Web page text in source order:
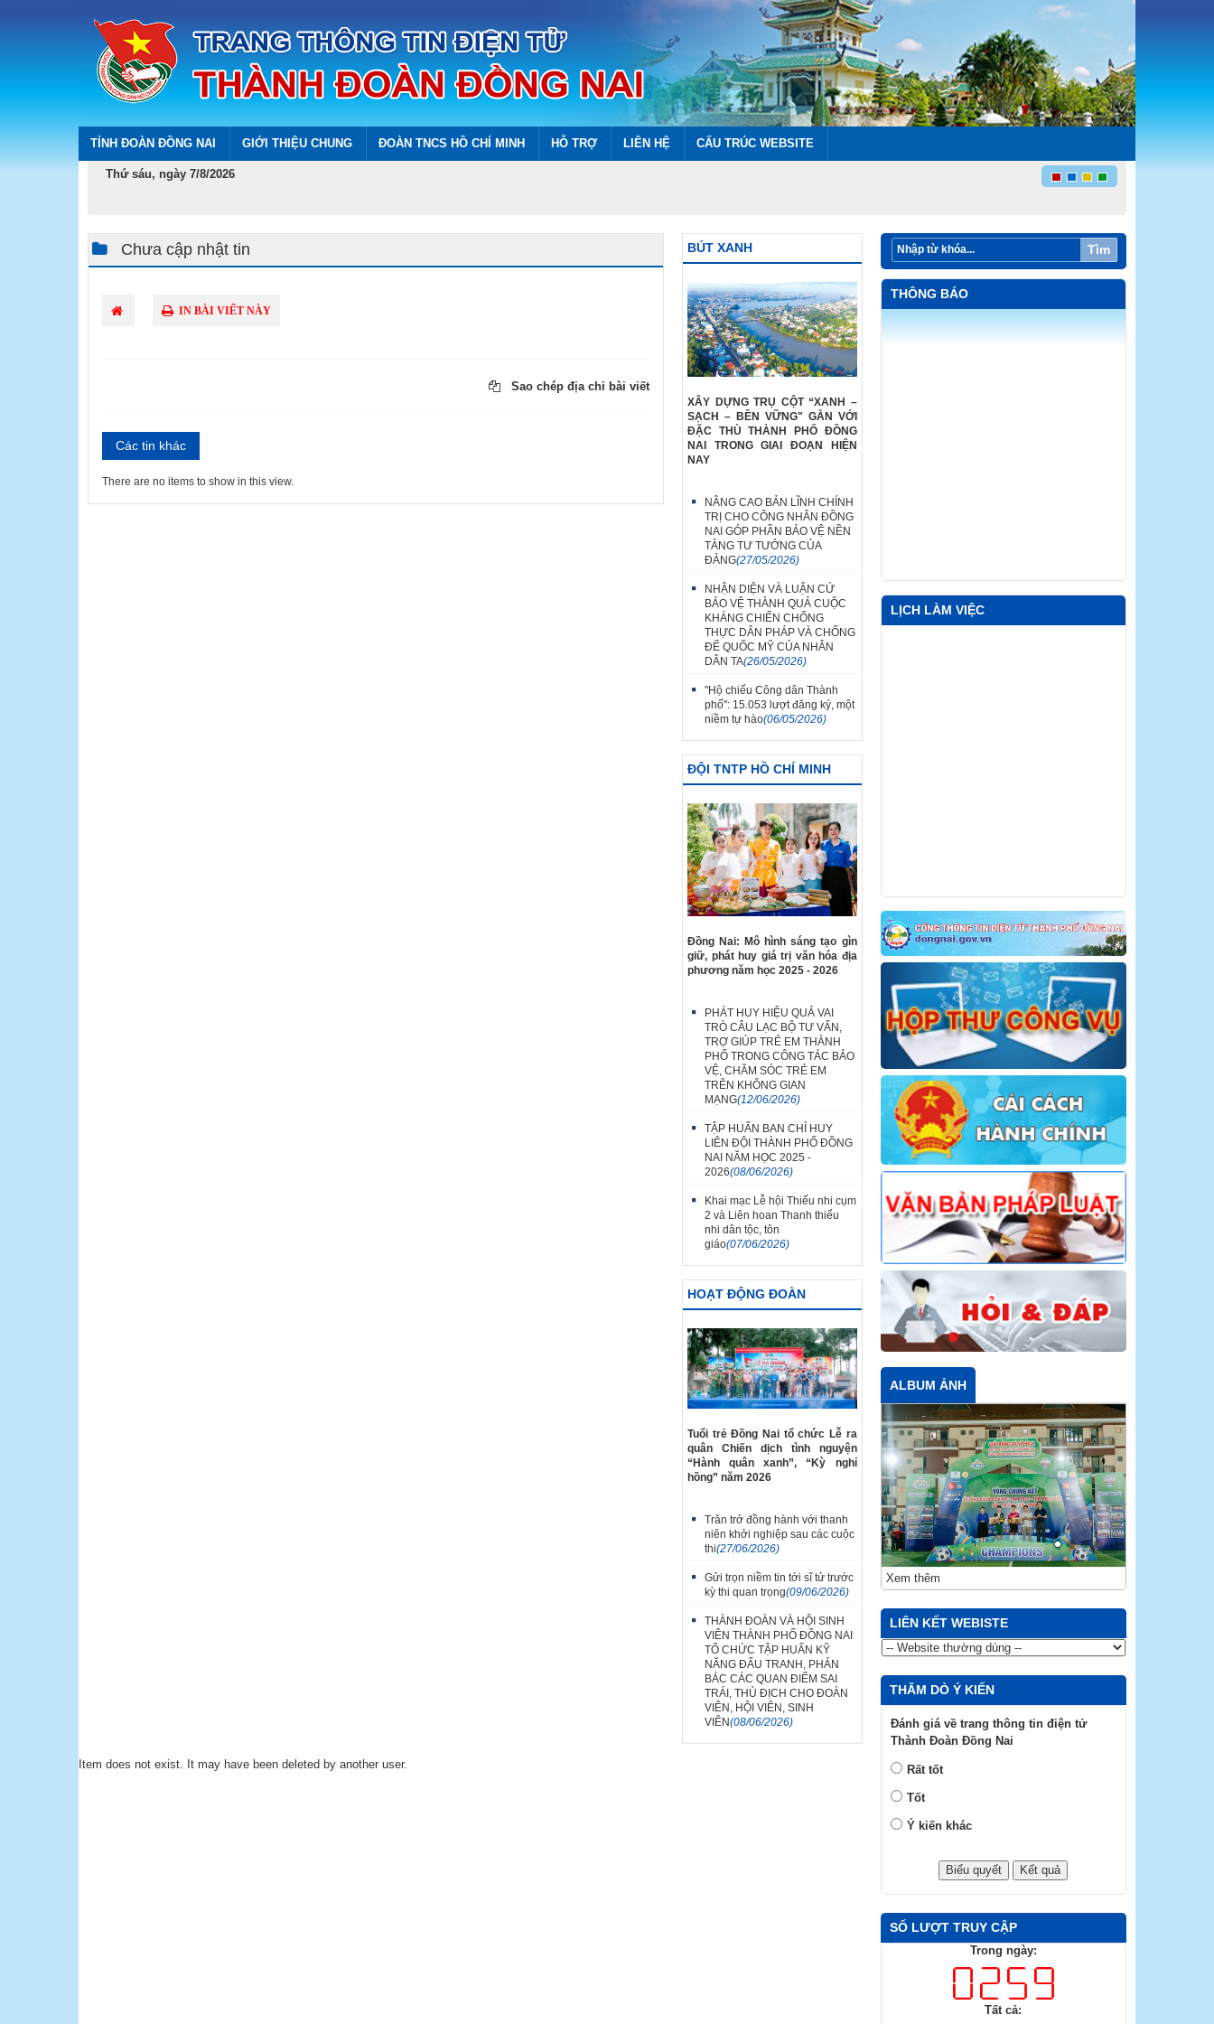
TỈNH ĐOÀN ĐỒNG NAI GIỚI THIỆU CHUNG ĐOÀN TNCS HỒ CHÍ MINH HỖ TRỢ LIÊN HỆ CẤU TRÚC WEBSITE
Thứ sáu, ngày 7/8/2026
Tìm
Chưa cập nhật tin
IN BÀI VIẾT NÀY
Sao chép địa chỉ bài viết
Các tin khác
There are no items to show in this view.
BÚT XANH
XÂY DỰNG TRỤ CỘT “XANH –
SẠCH – BỀN VỮNG" GẮN VỚI
ĐẶC THÙ THÀNH PHỐ ĐỒNG
NAI TRONG GIAI ĐOẠN HIỆN
NAY
NÂNG CAO BẢN LĨNH CHÍNH
TRỊ CHO CÔNG NHÂN ĐỒNG
NAI GÓP PHẦN BẢO VỆ NỀN
TẢNG TƯ TƯỞNG CỦA
ĐẢNG(27/05/2026)
NHẬN DIỆN VÀ LUẬN CỨ
BẢO VỆ THÀNH QUẢ CUỘC
KHÁNG CHIẾN CHỐNG
THỰC DÂN PHÁP VÀ CHỐNG
ĐẾ QUỐC MỸ CỦA NHÂN
DÂN TA(26/05/2026)
"Hộ chiếu Công dân Thành
phố": 15.053 lượt đăng ký, một
niềm tự hào(06/05/2026)
ĐỘI TNTP HỒ CHÍ MINH
Đồng Nai: Mô hình sáng tạo gìn
giữ, phát huy giá trị văn hóa địa
phương năm học 2025 - 2026
PHÁT HUY HIỆU QUẢ VAI
TRÒ CÂU LẠC BỘ TƯ VẤN,
TRỢ GIÚP TRẺ EM THÀNH
PHỐ TRONG CÔNG TÁC BẢO
VỆ, CHĂM SÓC TRẺ EM
TRÊN KHÔNG GIAN
MẠNG(12/06/2026)
TẬP HUẤN BAN CHỈ HUY
LIÊN ĐỘI THÀNH PHỐ ĐỒNG
NAI NĂM HỌC 2025 -
2026(08/06/2026)
Khai mạc Lễ hội Thiếu nhi cụm
2 và Liên hoan Thanh thiếu
nhi dân tộc, tôn
giáo(07/06/2026)
HOẠT ĐỘNG ĐOÀN
Tuổi trẻ Đồng Nai tổ chức Lễ ra
quân Chiến dịch tình nguyện
“Hành quân xanh”, “Kỳ nghỉ
hồng” năm 2026
Trăn trở đồng hành với thanh
niên khởi nghiệp sau các cuộc
thi(27/06/2026)
Gửi trọn niềm tin tới sĩ tử trước
kỳ thi quan trọng(09/06/2026)
THÀNH ĐOÀN VÀ HỘI SINH
VIÊN THÀNH PHỐ ĐỒNG NAI
TỔ CHỨC TẬP HUẤN KỸ
NĂNG ĐẤU TRANH, PHẢN
BÁC CÁC QUAN ĐIỂM SAI
TRÁI, THÙ ĐỊCH CHO ĐOÀN
VIÊN, HỘI VIÊN, SINH
VIÊN(08/06/2026)
Item does not exist. It may have been deleted by another user.
THÔNG BÁO
LỊCH LÀM VIỆC
ALBUM ẢNH
Xem thêm
LIÊN KẾT WEBISTE
THĂM DÒ Ý KIẾN
Đánh giá về trang thông tin điện tử
Thành Đoàn Đồng Nai
Rất tốt
Tốt
Ý kiến khác
SỐ LƯỢT TRUY CẬP
Trong ngày:
Tất cả: